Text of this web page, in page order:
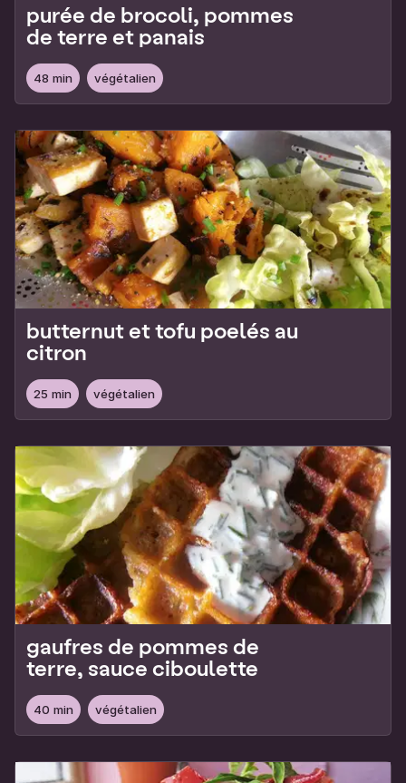
purée de brocoli, pommes
de terre et panais
48 min végétalien
butternut et tofu poelés au
citron
25 min végétalien
gaufres de pommes de
terre, sauce ciboulette
40 min végétalien